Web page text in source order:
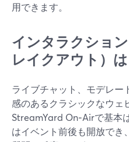
用できます。
インタラクショ
レイクアウト）は
ライブチャット、モデレー
感のあるクラシックなウェ
StreamYard On‑Airで基本
はイベント前後も開放でき